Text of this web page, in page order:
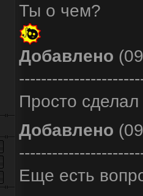
Ты о чем?
Добавлено
Просто сделал
Добавлено
Еще есть